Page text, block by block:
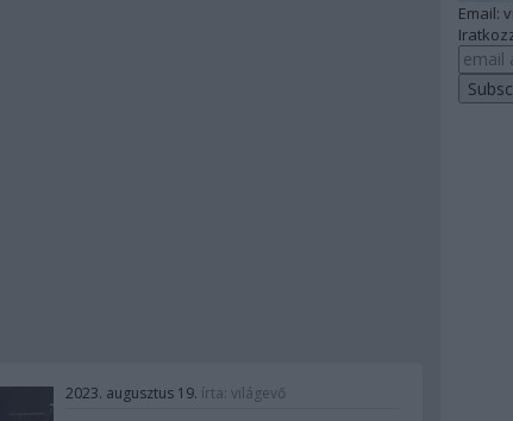
2023. augusztus 19. írta: világevő
Email: